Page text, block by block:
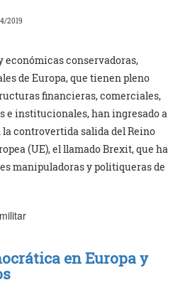
2019
económicas conservadoras,
de Europa, que tienen pleno
financieras, comerciales,
e institucionales, han ingresado a
controvertida salida del Reino
(UE), el llamado Brexit, que ha
manipuladoras y politiqueras de
en Europa y